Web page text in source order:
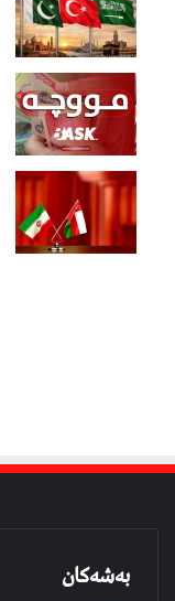
بەشەکان